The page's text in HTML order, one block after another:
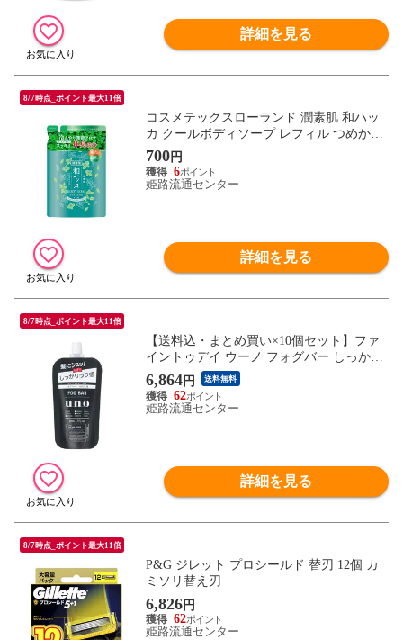
詳細を見る
8/7時点_ポイント最大11倍
コスメテックスローランド 潤素肌 和ハッ
カ クールボディソープ レフィル つめかえ
用 380mL
700円
6
姫路流通センター
詳細を見る
8/7時点_ポイント最大11倍
【送料込・まとめ買い×10個セット】ファ
イントゥデイ ウーノ フォグバー しっかり
デザイン つめかえ用 80mL スタイリング剤
ヘアスタイル
6,864円 送料無料
62
姫路流通センター
詳細を見る
8/7時点_ポイント最大11倍
P&G ジレット プロシールド 替刃 12個 カ
ミソリ替え刃
6,826円
62
姫路流通センター